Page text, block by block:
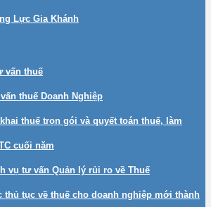
Lực Gia Khánh
vấn thuế
thuế Doanh Nghiệp
khai thuế trọn gói và quyết toán thuế, làm
cuối năm
vụ tư vấn Quản lý rủi ro về Thuế
thủ tục về thuế cho doanh nghiệp mới thành